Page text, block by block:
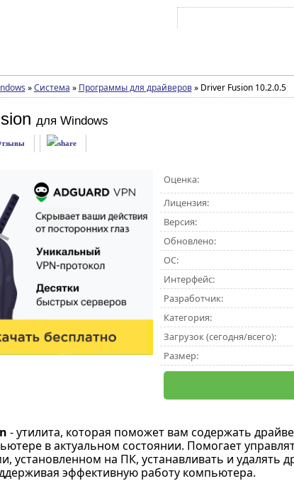
» Система » Программы для драйверов »Driver Fusion 10.2.0.5
для Windows
Оценка:
Лицензия:
Версия:
Обновлено:
ОС:
Интерфейс:
Разработчик:
Категория:
Загрузок (сегодня/всего):
Размер:
- утилита, которая поможет вам содержать
в актуальном состоянии. Помогает
установленном на ПК, устанавливать и удалять
эффективную работу компьютера.